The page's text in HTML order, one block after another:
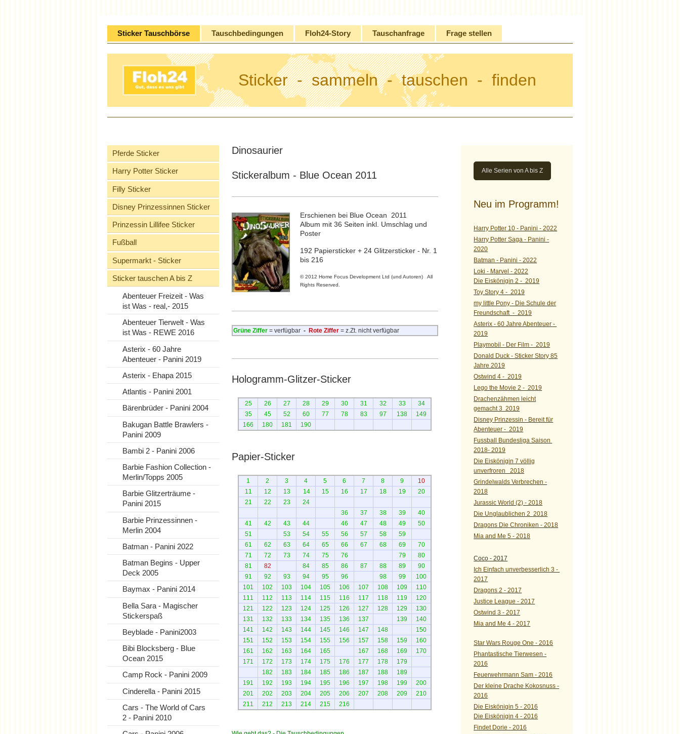
Sticker Tauschbörse Tauschbedingungen Floh24-Story Tauschanfrage Frage stellen
Sticker - sammeln - tauschen - finden
Pferde Sticker
Harry Potter Sticker
Filly Sticker
Disney Prinzessinnen Sticker
Prinzessin Lillifee Sticker
Fußball
Supermarkt - Sticker
Sticker tauschen A bis Z
Abenteuer Freizeit - Was
ist Was - real,- 2015
Abenteuer Tierwelt - Was
ist Was - REWE 2016
Asterix - 60 Jahre
Abenteuer - Panini 2019
Asterix - Ehapa 2015
Atlantis - Panini 2001
Bärenbrüder - Panini 2004
Bakugan Battle Brawlers -
Panini 2009
Bambi 2 - Panini 2006
Barbie Fashion Collection -
Merlin/Topps 2005
Barbie Glitzerträume -
Panini 2015
Barbie Prinzessinnen -
Merlin 2004
Batman - Panini 2022
Batman Begins - Upper
Deck 2005
Baymax - Panini 2014
Bella Sara - Magischer
Stickerspaß
Beyblade - Panini2003
Bibi Blocksberg - Blue
Ocean 2015
Camp Rock - Panini 2009
Cinderella - Panini 2015
Cars - The World of Cars
2 - Panini 2010
Dinosaurier
Stickeralbum - Blue Ocean 2011
Erschienen bei Blue Ocean 2011
Album mit 36 Seiten inkl. Umschlag und
Poster
192 Papiersticker + 24 Glitzersticker - Nr. 1
bis 216
© 2012 Home Focus Development Ltd (und Autoren) All
Rights Reserved.
Grüne Ziffer = verfügbar- Rote Ziffer = z.Zt. nicht verfügbar
Hologramm-Glitzer-Sticker
25 26 27 28 29 30 31 32 33
34
35
45 52 60 77 78 83 97 138
149
166
180 181 190
Papier-Sticker
1 2 3 4 5 6 7 8 9
10
11
12 13 14 15 16 17 18 19
20
21
22 23
24
36
37 38 39
40
41
42 43 44 46 47 48 49
50
51
53 54 55 56 57 58
59
61
62 63 64 65 66 67 68 69
70
71
72 73 74 75 76 79
80
81
82 84 85 86 87 88 89
90
91
92 93 94 95 96 98 99
100
101
102 103 104 105 106 107 108 109
110
111
112 113 114 115 116 117 118 119
120
121
122 123 124 125 126 127 128 129
130
131
132 133 134 135 136 137 139
140
141
142 143 144 145 146 147 148
150
151
152 153 154 155 156 157 158 159
160
161
162 163 164 165 167 168 169
170
171
172 173 174 175 176 177 178
179
182
183 184 185 186 187 188
189
191
192 193 194 195 196 197 198 199
200
201
202 203 204 205 206 207 208 209
210
211
212 213 214 215 216
Alle Serien von A bis Z
Neu im Programm!
Harry Potter 10 - Panini - 2022
Harry Potter Saga - Panini -
2020
Batman - Panini - 2022
Loki - Marvel - 2022
Die Eiskönigin 2 - 2019
Toy Story 4 - 2019
my little Pony - Die Schule der
Freundschaft - 2019
Asterix - 60 Jahre Abenteuer -
2019
Playmobil - Der Film - 2019
Donald Duck - Sticker Story 85
Jahre 2019
Ostwind 4 - 2019
Lego the Movie 2 - 2019
Drachenzähmen leicht
gemacht 3 2019
Disney Prinzessin - Bereit für
Abenteuer - 2019
Fussball Bundesliga Saison
2018- 2019
Die Eiskönigin 7 völlig
unverfroren 2018
Grindelwalds Verbrechen -
2018
Jurassic World (2) - 2018
Die Unglaublichen 2 2018
Dragons Die Chroniken - 2018
Mia and Me 5 - 2018
Coco - 2017
Ich Einfach unverbesserlich 3 -
2017
Dragons 2 - 2017
Justice League - 2017
Ostwind 3 - 2017
Mia and Me 4 - 2017
Star Wars Rouge One - 2016
Phantastische Tierwesen -
2016
Feuerwehrmann Sam - 2016
Der kleine Drache Kokosnuss -
2016
Die Eiskönigin 5 - 2016
Die Eiskönigin 4 - 2016
Findet Dorie - 2016